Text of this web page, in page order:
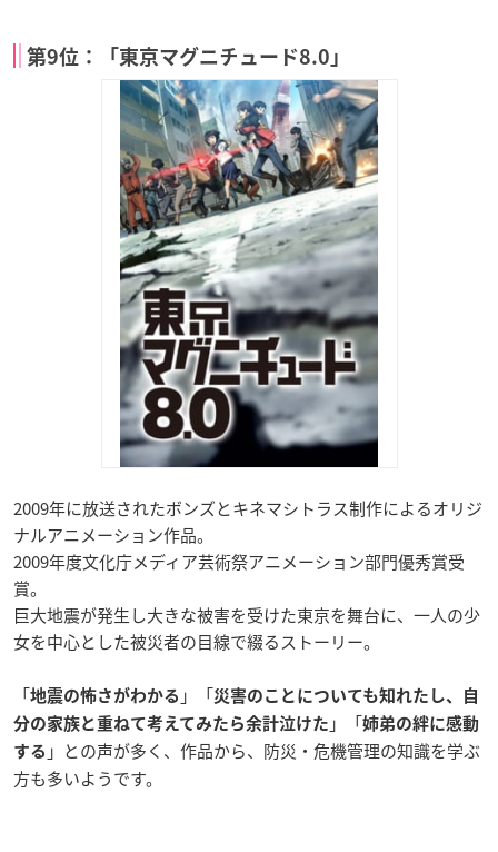
第9位：「東京マグニチュード8.0」
2009年に放送されたボンズとキネマシトラス制作によるオリジ
ナルアニメーション作品。
2009年度文化庁メディア芸術祭アニメーション部門優秀賞受
賞。
巨大地震が発生し大きな被害を受けた東京を舞台に、一人の少
女を中心とした被災者の目線で綴るストーリー。
「地震の怖さがわかる 」「災害のことについても知れたし、自
分の家族と重ねて考えてみたら余計泣けた 」「姉弟の絆に感動
する 」との声が多く、作品から、防災・危機管理の知識を学ぶ
方も多いようです。